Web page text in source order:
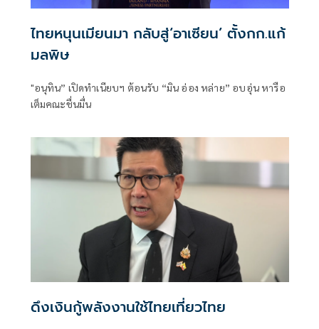
ไทยหนุนเมียนมา กลับสู่‘อาเซียน’ ตั้งกก.แก้
มลพิษ
"อนุทิน” เปิดทำเนียบฯ ต้อนรับ “มิน อ่อง หล่าย” อบอุ่น หารือ
เต็มคณะชื่นมื่น
ดึงเงินกู้พลังงานใช้ไทยเที่ยวไทย